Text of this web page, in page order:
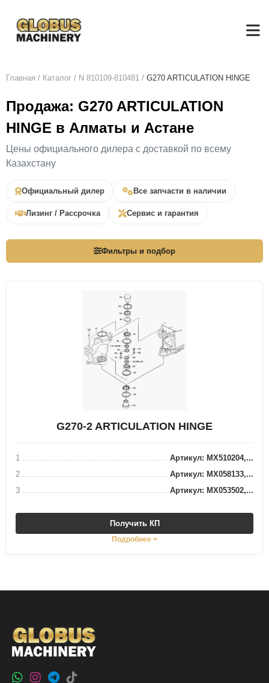
Главная / Каталог / N 810109-810481 / G270 ARTICULATION HINGE
Продажа: G270 ARTICULATION
HINGE в Алматы и Астане
Цены официального дилера с доставкой по всему
Казахстану
Официальный дилер Все запчасти в наличии
Лизинг / Рассрочка Сервис и гарантия
Фильтры и подбор
G270-2 ARTICULATION HINGE
1
Артикул: MX510204,...
2
Артикул: MX058133,...
3
Артикул: MX053502,...
Получить КП
Подробнее >